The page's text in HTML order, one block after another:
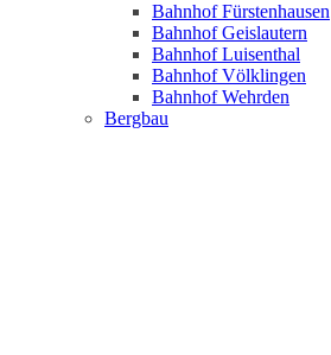
Bahnhof Fürstenhausen
Bahnhof Geislautern
Bahnhof Luisenthal
Bahnhof Völklingen
Bahnhof Wehrden
Bergbau